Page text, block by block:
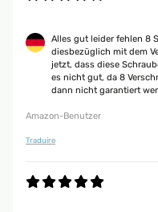
Alles gut leider fehlen 8
diesbezüglich mit dem
jetzt, dass diese
es nicht gut, da 8
dann nicht garantiert
Amazon-Benutzer
Traduire